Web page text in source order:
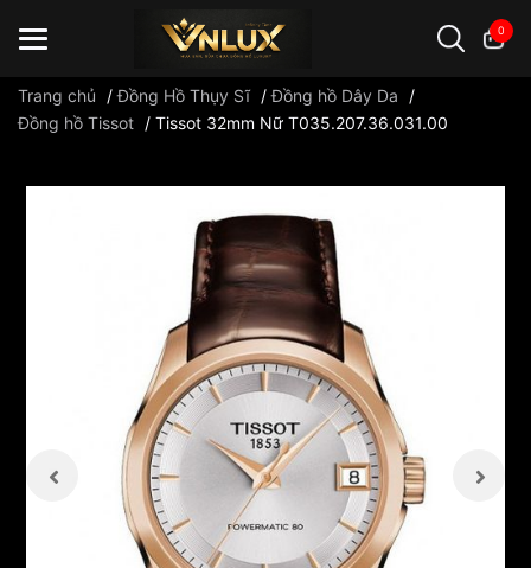
0
Trang chủ /Đồng Hồ Thụy Sĩ /Đồng hồ Dây Da
/
Đồng hồ Tissot / Tissot 32mm Nữ T035.207.36.031.00